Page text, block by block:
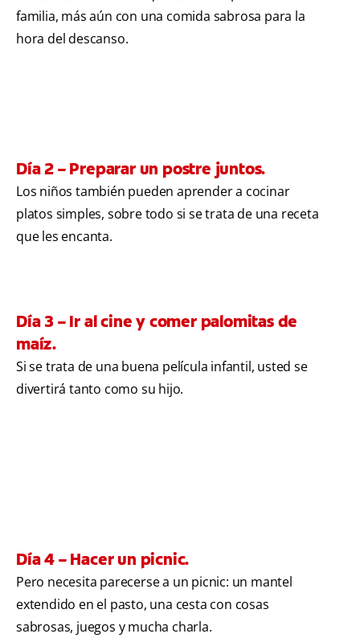
familia, más aún con una comida sabrosa para la
hora del descanso.
Día 2 – Preparar un postre juntos.
Los niños también pueden aprender a cocinar
platos simples, sobre todo si se trata de una receta
que les encanta.
Día 3 – Ir al cine y comer palomitas de
maíz.
Si se trata de una buena película infantil, usted se
divertirá tanto como su hijo.
Día 4 – Hacer un picnic.
Pero necesita parecerse a un picnic: un mantel
extendido en el pasto, una cesta con cosas
sabrosas, juegos y mucha charla.